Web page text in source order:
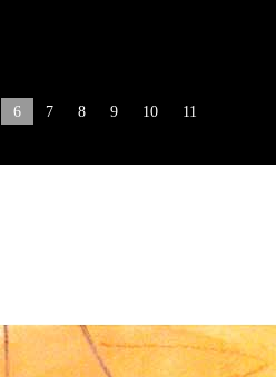
6 7 8 9 10 11